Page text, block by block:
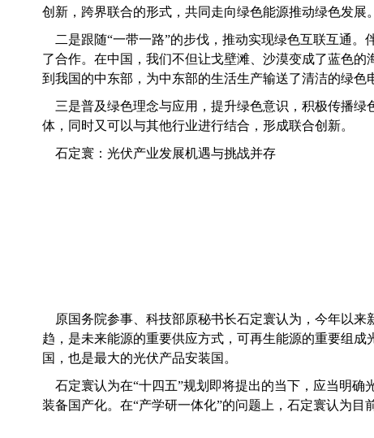
创新，跨界联合的形式，共同走向绿色能源推动绿色发展。
二是跟随“一带一路”的步伐，推动实现绿色互联互通
了合作。在中国，我们不但让戈壁滩、沙漠变成了蓝色
到我国的中东部，为中东部的生活生产输送了清洁的绿色
三是普及绿色理念与应用，提升绿色意识，积极传播
体，同时又可以与其他行业进行结合，形成联合创新。
石定寰：光伏产业发展机遇与挑战并存
原国务院参事、科技部原秘书长石定寰认为，今年以
趋，是未来能源的重要供应方式，可再生能源的重要组
国，也是最大的光伏产品安装国。
石定寰认为在“十四五”规划即将提出的当下，应当明
装备国产化。在“产学研一体化”的问题上，石定寰认为